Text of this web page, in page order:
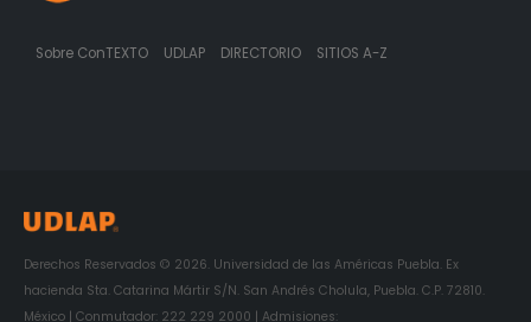
Sobre ConTEXTO UDLAP DIRECTORIO SITIOS A-Z
Derechos Reservados © 2026. Universidad de las Américas Puebla. Ex
hacienda Sta. Catarina Mártir S/N. San Andrés Cholula, Puebla. C.P. 72810.
México | Conmutador: 222 229 2000 | Admisiones: